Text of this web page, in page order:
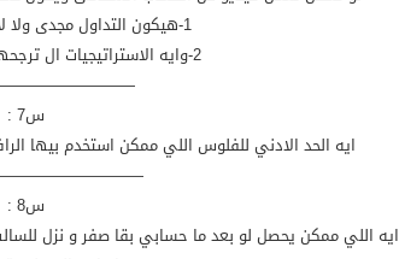
1-هيكون التداول مجدى ولا لا وياريت لو فى ارقام
2-وايه الاستراتيجيات ال ترجحها للحجم ده من التداول
س7 :
ايه الحد الادني للفلوس اللي ممكن استخدم بيها
س8 :
ايه اللي ممكن يحصل لو بعد ما حسابي بقا صفر و نزل